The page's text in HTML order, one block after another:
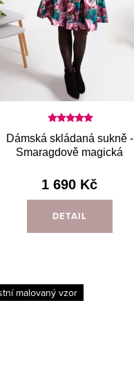
Dámská skládaná sukně -
Smaragdově magická
1 690 Kč
DETAIL
malovaný vzor